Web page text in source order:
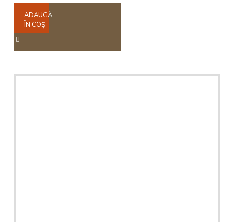
ADAUGĂ
ÎN COŞ